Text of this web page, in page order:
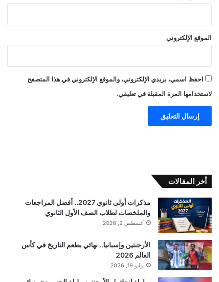
الموقع الإلكتروني
احفظ اسمي، بريدي الإلكتروني، والموقع الإلكتروني في هذا المتصفح
لاستخدامها المرة المقبلة في تعليقي.
أخر المقالات
مذكرات أولى ثانوي 2027.. أفضل المراجعات
والملخصات لطلاب الصف الأول الثانوي
أغسطس 2, 2026
الأرجنتين وإسبانيا.. نهائي بطعم التاريخ في كأس
العالم 2026
يوليو 19, 2026